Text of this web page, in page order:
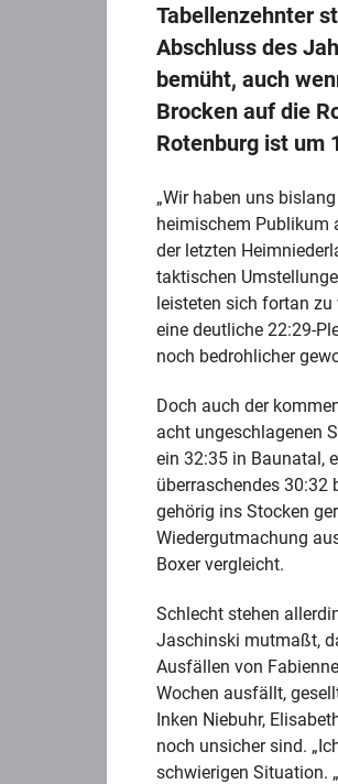
Tabellenzehnter
Abschluss des
bemüht, auch
Brocken auf die
Rotenburg ist um
„Wir haben uns
heimischem Publikum
der letzten
taktischen
leisteten sich fortan zu
eine deutliche 22:29-
noch bedrohlicher
Doch auch der
acht ungeschlagenen
ein 32:35 in Baunatal,
überraschendes 30:32
gehörig ins Stocken
Wiedergutmachung
Boxer vergleicht.
Schlecht stehen
Jaschinski mutmaßt,
Ausfällen von
Wochen ausfällt,
Inken Niebuhr,
noch unsicher sind.
schwierigen Situation.